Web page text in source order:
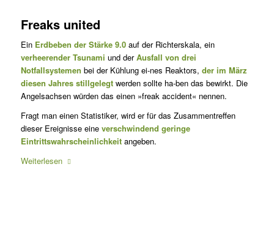
Freaks united
Ein Erdbeben der Stärke 9.0auf der Richterskala, ein
verheerender Tsunami und derAusfall von drei
Notfallsystemen bei der Kühlung ei-nes Reaktors, der im März
diesen Jahres stillgelegtwerden sollte ha-ben das bewirkt. Die
Angelsachsen würden das einen »freak accident« nennen.
Fragt man einen Statistiker, wird er für das Zusammentreffen
dieser Ereignisse eine verschwindend geringe
Eintrittswahrscheinlichkeitangeben.
Weiterlesen